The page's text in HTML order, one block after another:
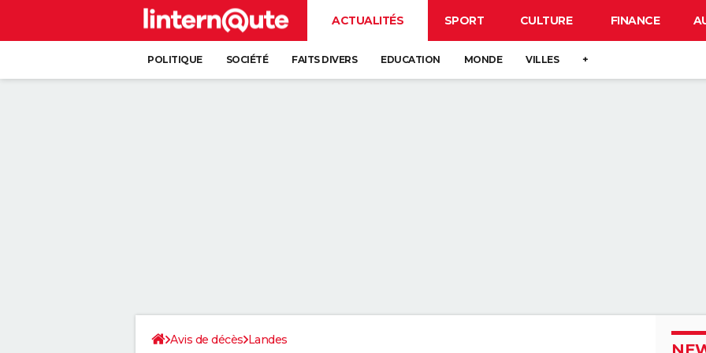
ACTUALITÉS SPORT CULTURE FINANCE
POLITIQUE SOCIÉTÉ FAITS DIVERS EDUCATION MONDE VILLES +
Avis de décès Landes